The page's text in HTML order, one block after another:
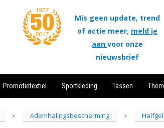
Mis geen update, trend
of actie meer, meld je
aan voor onze
nieuwsbrief
Promotietextiel Sportkleding Tassen
> Ademhalingsbescherming >